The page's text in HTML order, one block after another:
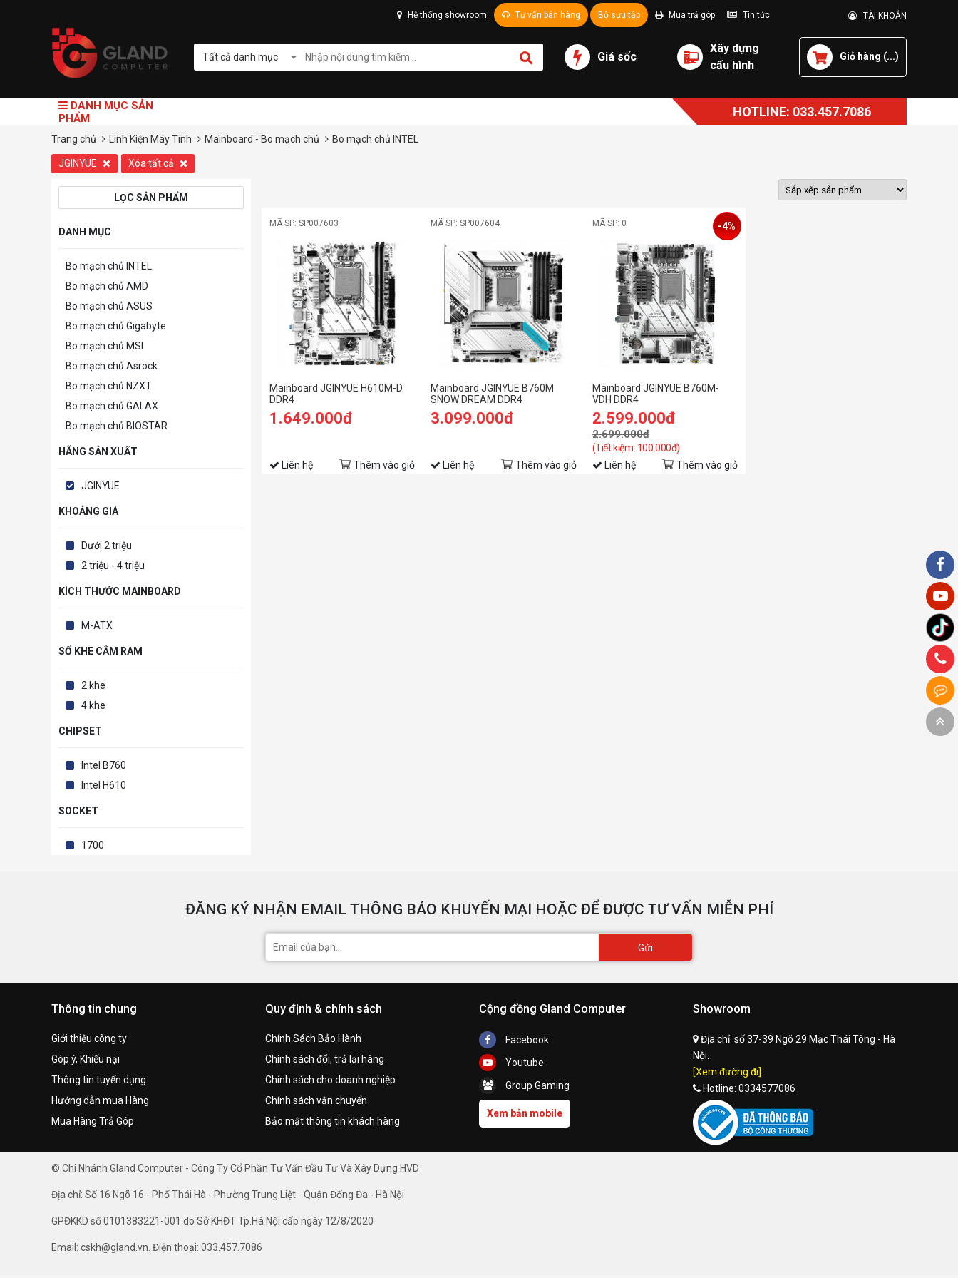
Hệ thống showroom Tư vấn bán hàng Bộ sưu tập Mua trả góp Tin tức TÀI KHOẢN
Tất cả danh mục Giá sốc
Xây dựng
cấu hình
Giỏ hàng (...)
DANH MỤC SẢN
PHẨM
HOTLINE: 033.457.7086
Trang chủ Linh Kiện Máy Tính Mainboard - Bo mạch chủ Bo mạch chủ INTEL
JGINYUE Xóa tất cả
LỌC SẢN PHẨM
DANH MỤC
Bo mạch chủ INTEL
Bo mạch chủ AMD
Bo mạch chủ ASUS
Bo mạch chủ Gigabyte
Bo mạch chủ MSI
Bo mạch chủ Asrock
Bo mạch chủ NZXT
Bo mạch chủ GALAX
Bo mạch chủ BIOSTAR
HÃNG SẢN XUẤT
JGINYUE
KHOẢNG GIÁ
Dưới 2 triệu
2 triệu - 4 triệu
KÍCH THƯỚC MAINBOARD
M-ATX
SỐ KHE CẮM RAM
2 khe
4 khe
CHIPSET
Intel B760
Intel H610
SOCKET
1700
MÃ SP: SP007603
Mainboard JGINYUE H610M-D
DDR4
1.649.000đ
Liên hệ Thêm vào giỏ
MÃ SP: SP007604
Mainboard JGINYUE B760M
SNOW DREAM DDR4
3.099.000đ
Liên hệ Thêm vào giỏ
MÃ SP: 0
Mainboard JGINYUE B760M-
VDH DDR4
2.599.000đ
2.699.000đ
(Tiết kiệm: 100.000đ)
-4%
Liên hệ Thêm vào giỏ
ĐĂNG KÝ NHẬN EMAIL THÔNG BÁO KHUYẾN MẠI HOẶC ĐỂ ĐƯỢC TƯ VẤN MIỄN PHÍ
Gửi
Thông tin chung
Giới thiệu công ty
Góp ý, Khiếu nại
Thông tin tuyển dụng
Hướng dẫn mua Hàng
Mua Hàng Trả Góp
Quy định & chính sách
Chính Sách Bảo Hành
Chính sách đổi, trả lại hàng
Chính sách cho doanh nghiệp
Chính sách vận chuyển
Bảo mật thông tin khách hàng
Cộng đồng Gland Computer
Facebook
Youtube
Group Gaming
Xem bản mobile
Showroom
Địa chỉ: số 37-39 Ngõ 29 Mạc Thái Tông - Hà
Nội.
[Xem đường đi]
Hotline: 0334577086
© Chi Nhánh Gland Computer - Công Ty Cổ Phần Tư Vấn Đầu Tư Và Xây Dựng HVD
Địa chỉ: Số 16 Ngõ 16 - Phố Thái Hà - Phường Trung Liệt - Quận Đống Đa - Hà Nội
GPĐKKD số 0101383221-001 do Sở KHĐT Tp.Hà Nội cấp ngày 12/8/2020
Email: cskh@gland.vn. Điện thoại: 033.457.7086